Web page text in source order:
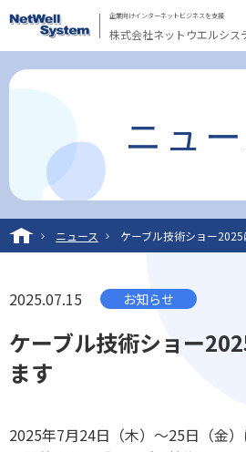
企業向けインターネットビジネスを支援
株式会社ネットウエルシス
ニュ
ニュース ケーブル技術ショー
2025.07.15 お知らせ
ケーブル技術ショー
ます
2025年7月24日（木）～25日（金